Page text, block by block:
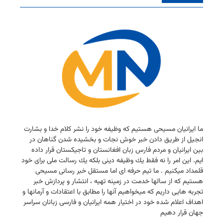
ما ایرانیان مسیحی هستیم كه وظیفه خود را نشر كلام خدا و بشارت
انجیل از طریق دادن خبر خوش نجات و بخشیده شدن گناهان در
بین ایرانیان و مردم فارس زبان افغانستان و تاجیكستان قرار داده
ایم. این امر را نه فقط یك وظیفه دینی بلكه یك رسالت ملی برای خود
قلمداد میكنیم . ما تیم حرفه ای اما مستقل خبر رسانی مسیحی
هستیم كه از سالها خدمت در زمینه تهیه ، انتشار و پردازش خبر
تجربه هایی داریم كه میخواهیم آنها را مطابق با اعتقادات و آرمانها و
اهداف اعلام شده خود در اختیار همه ایرانیان و فارسی زبانان سراسر
جهان قرار دهیم